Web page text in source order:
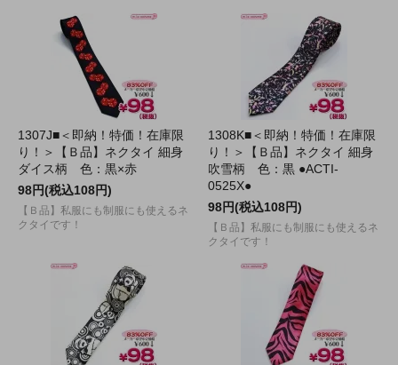
1307J■＜即納！特価！在庫限
り！＞【Ｂ品】ネクタイ 細身
ダイス柄 色：黒×赤
98円(税込108円)
【Ｂ品】私服にも制服にも使えるネ
クタイです！
1308K■＜即納！特価！在庫限
り！＞【Ｂ品】ネクタイ 細身
吹雪柄 色：黒 ●ACTI-
0525X●
98円(税込108円)
【Ｂ品】私服にも制服にも使えるネ
クタイです！